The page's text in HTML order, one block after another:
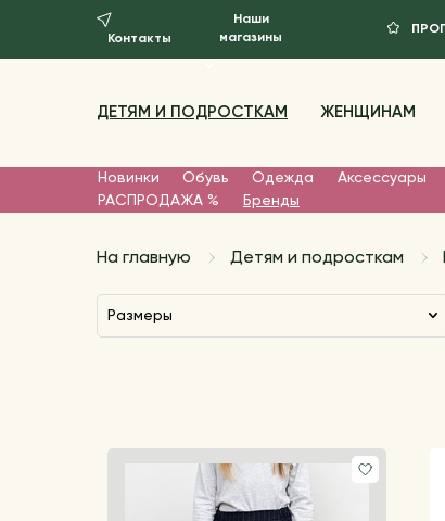
Контакты
Наши
магазины
ДЕТЯМ И ПОДРОСТКАМ ЖЕНЩИНАМ
Новинки Обувь Одежда Аксессуары
РАСПРОДАЖА %
Бренды
На главную Детям и подросткам
Размеры